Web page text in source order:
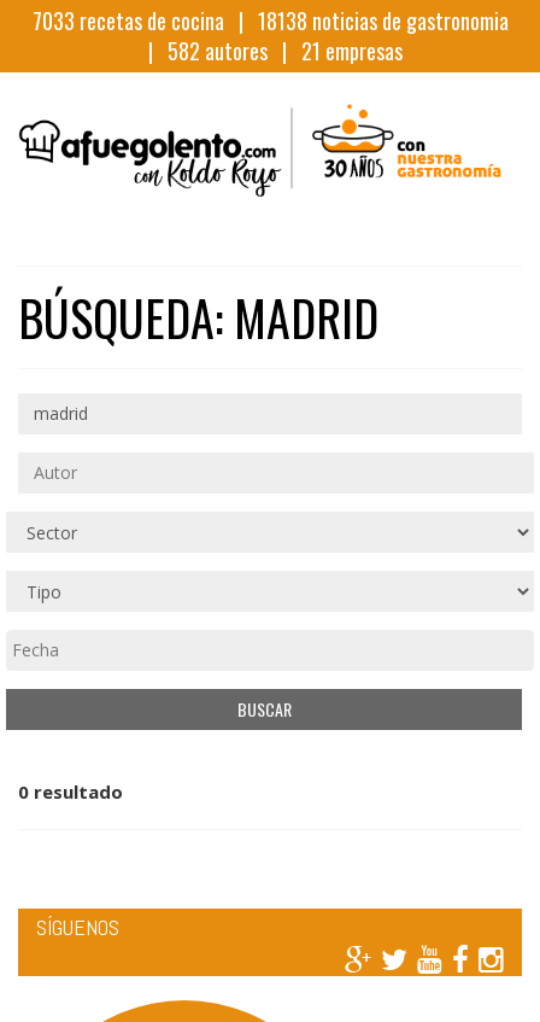
7033 recetas de cocina | 18138 noticias de gastronomia
| 582 autores | 21 empresas
BÚSQUEDA: MADRID
0 resultado
SÍGUENOS